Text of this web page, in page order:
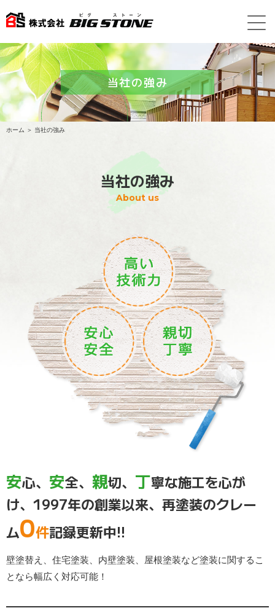
当社の強み
ホーム ＞ 当社の強み
当社の強み
About us
安心、 安全、 親切、 丁寧な施工を心が
け、 1997年の創業以来、 再塗装のクレー
ム0件記録更新中!!
壁塗替え、住宅塗装、内壁塗装、屋根塗装など塗装に関するこ
となら幅広く対応可能！